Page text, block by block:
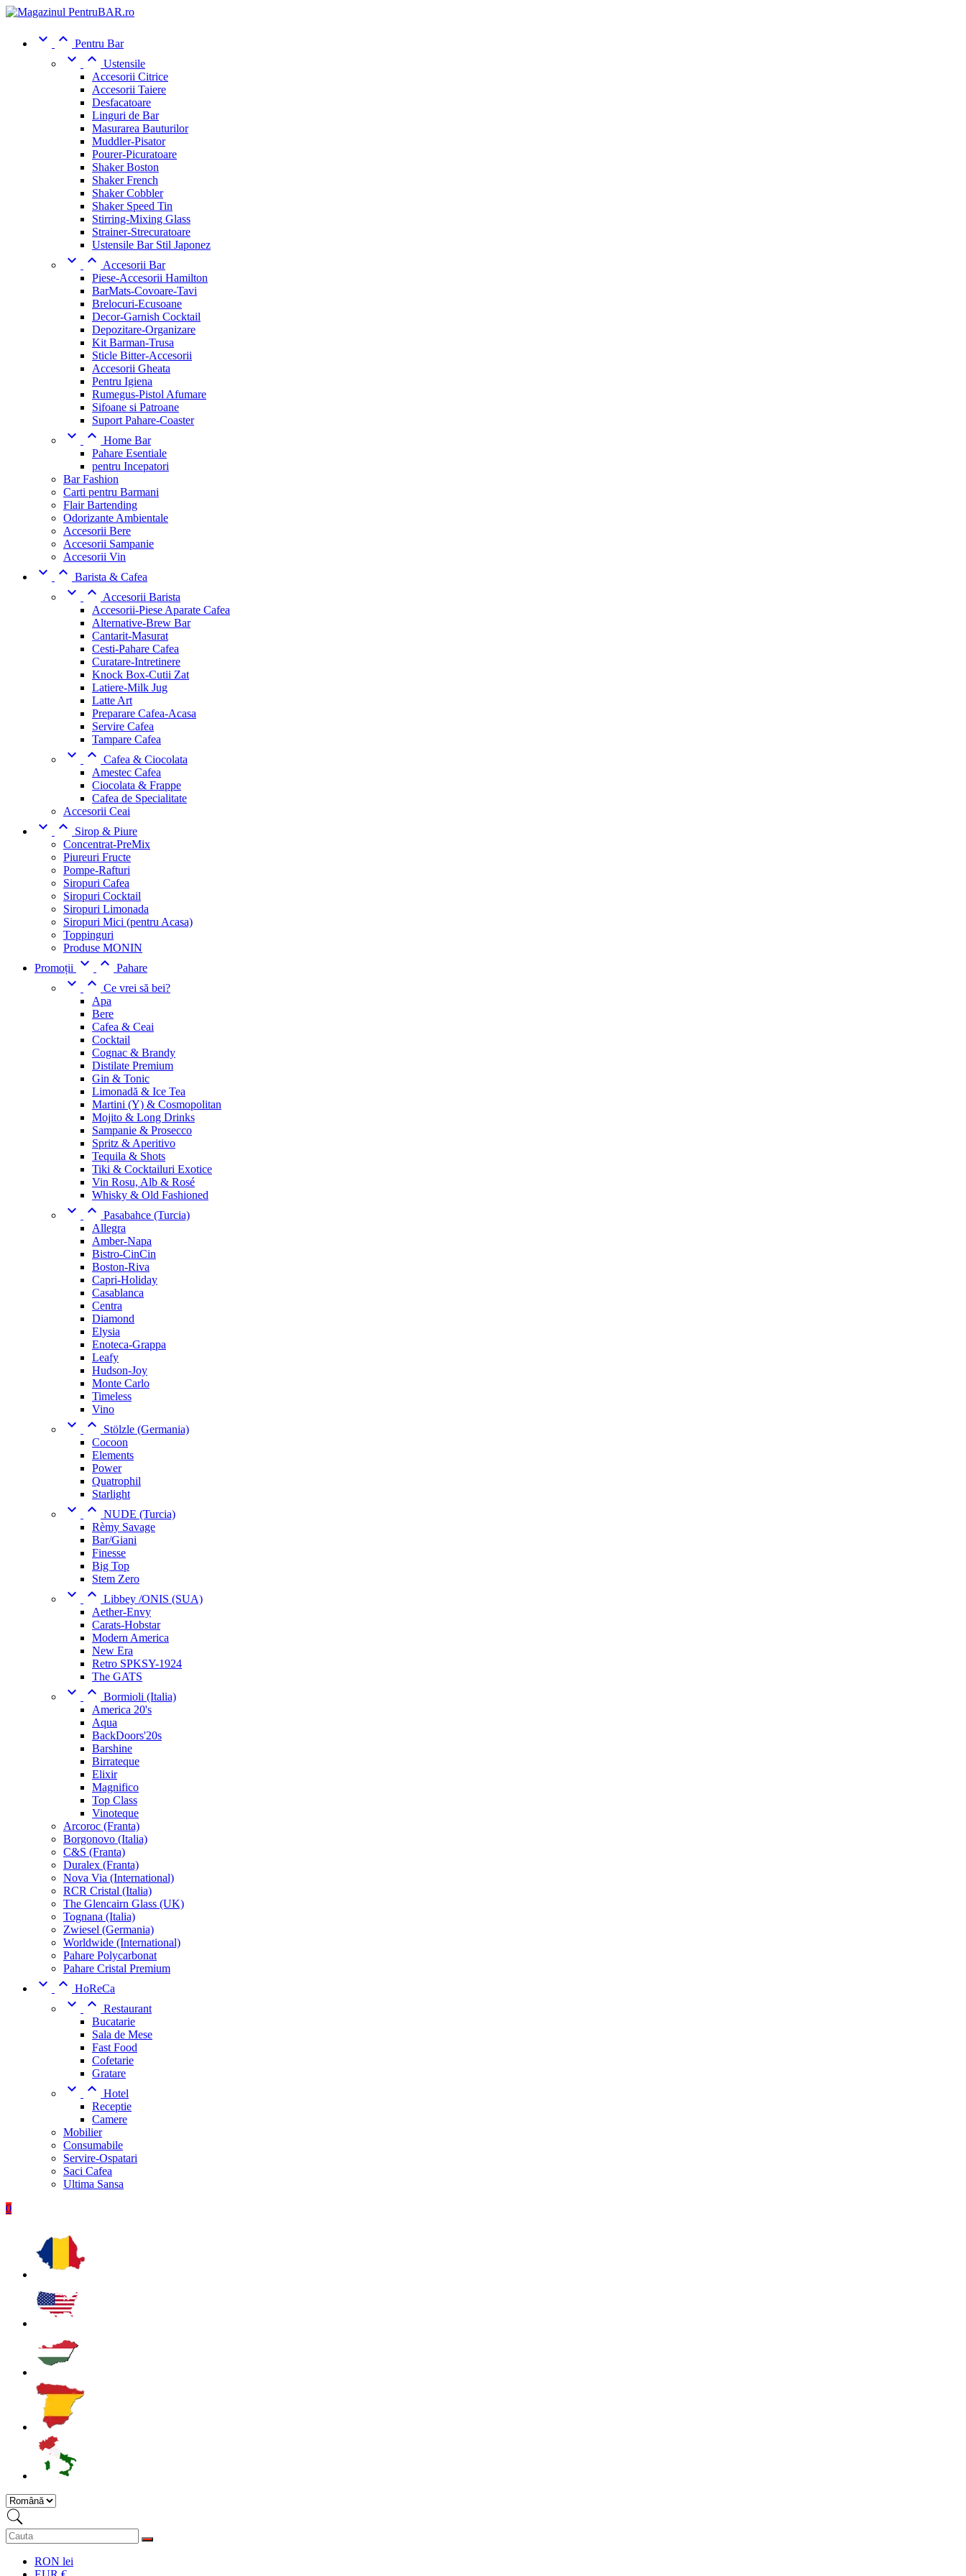
  Pentru Bar
  Ustensile
Accesorii Citrice
Accesorii Taiere
Desfacatoare
Linguri de Bar
Masurarea Bauturilor
Muddler-Pisator
Pourer-Picuratoare
Shaker Boston
Shaker French
Shaker Cobbler
Shaker Speed Tin
Stirring-Mixing Glass
Strainer-Strecuratoare
Ustensile Bar Stil Japonez
  Accesorii Bar
Piese-Accesorii Hamilton
BarMats-Covoare-Tavi
Brelocuri-Ecusoane
Decor-Garnish Cocktail
Depozitare-Organizare
Kit Barman-Trusa
Sticle Bitter-Accesorii
Accesorii Gheata
Pentru Igiena
Rumegus-Pistol Afumare
Sifoane si Patroane
Suport Pahare-Coaster
  Home Bar
Pahare Esentiale
pentru Incepatori
Bar Fashion
Carti pentru Barmani
Flair Bartending
Odorizante Ambientale
Accesorii Bere
Accesorii Sampanie
Accesorii Vin
  Barista & Cafea
  Accesorii Barista
Accesorii-Piese Aparate Cafea
Alternative-Brew Bar
Cantarit-Masurat
Cesti-Pahare Cafea
Curatare-Intretinere
Knock Box-Cutii Zat
Latiere-Milk Jug
Latte Art
Preparare Cafea-Acasa
Servire Cafea
Tampare Cafea
  Cafea & Ciocolata
Amestec Cafea
Ciocolata & Frappe
Cafea de Specialitate
Accesorii Ceai
 
Sirop & Piure
Concentrat-PreMix
Piureuri Fructe
Pompe-Rafturi
Siropuri Cafea
Siropuri Cocktail
Siropuri Limonada
Siropuri Mici (pentru Acasa)
Toppinguri
Produse MONIN
Promoții
  Pahare
  Ce vrei să bei?
Apa
Bere
Cafea & Ceai
Cocktail
Cognac & Brandy
Distilate Premium
Gin & Tonic
Limonadă & Ice Tea
Martini (Y) & Cosmopolitan
Mojito & Long Drinks
Sampanie & Prosecco
Spritz & Aperitivo
Tequila & Shots
Tiki & Cocktailuri Exotice
Vin Rosu, Alb & Rosé
Whisky & Old Fashioned
  Pasabahce (Turcia)
Allegra
Amber-Napa
Bistro-CinCin
Boston-Riva
Capri-Holiday
Casablanca
Centra
Diamond
Elysia
Enoteca-Grappa
Leafy
Hudson-Joy
Monte Carlo
Timeless
Vino
 
Stölzle (Germania)
Cocoon
Elements
Power
Quatrophil
Starlight
  NUDE (Turcia)
Rèmy Savage
Bar/Giani
Finesse
Big Top
Stem Zero
  Libbey /ONIS (SUA)
Aether-Envy
Carats-Hobstar
Modern America
New Era
Retro SPKSY-1924
The GATS
  Bormioli (Italia)
America 20's
Aqua
BackDoors'20s
Barshine
Birrateque
Elixir
Magnifico
Top Class
Vinoteque
Arcoroc (Franta)
Borgonovo (Italia)
C&S (Franta)
Duralex (Franta)
Nova Via (International)
RCR Cristal (Italia)
The Glencairn Glass (UK)
Tognana (Italia)
Zwiesel (Germania)
Worldwide (International)
Pahare Polycarbonat
Pahare Cristal Premium
  HoReCa
  Restaurant
Bucatarie
Sala de Mese
Fast Food
Cofetarie
Gratare
  Hotel
Receptie
Camere
Mobilier
Consumabile
Servire-Ospatari
Saci Cafea
Ultima Sansa
0
RON lei